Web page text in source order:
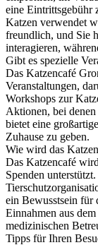
eine Eintrittsgebühr
Katzen verwendet
freundlich, und Sie
interagieren,
Gibt es spezielle
Das Katzencafé
Veranstaltungen,
Workshops zur
Aktionen, bei
bietet eine
Zuhause zu geben.
Wie wird das
Das Katzencafé
Spenden
ein Bewusstsein für
Einnahmen aus
medizinischen
Tipps für Ihren